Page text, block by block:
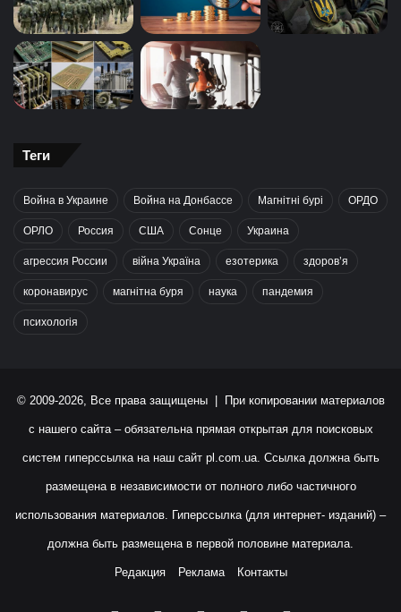
Теги
Война в Украине Война на Донбассе Магнітні бурі ОРДО
ОРЛО Россия США Сонце Украина
агрессия России війна Україна езотерика здоров’я
коронавирус магнітна буря наука пандемия
психологія
© 2009-2026, Все права защищены | При копировании материалов
с нашего сайта – обязательна прямая открытая для поисковых
систем гиперссылка на наш сайт pl.com.ua. Ссылка должна быть
размещена в независимости от полного либо частичного
использования материалов. Гиперссылка (для интернет- изданий) –
должна быть размещена в первой половине материала.
Редакция Реклама Контакты